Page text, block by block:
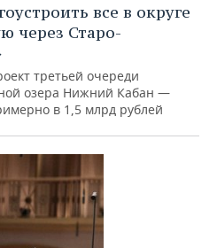
все в округе
через Старо-
третьей очереди
озера Нижний Кабан —
в 1,5 млрд рублей